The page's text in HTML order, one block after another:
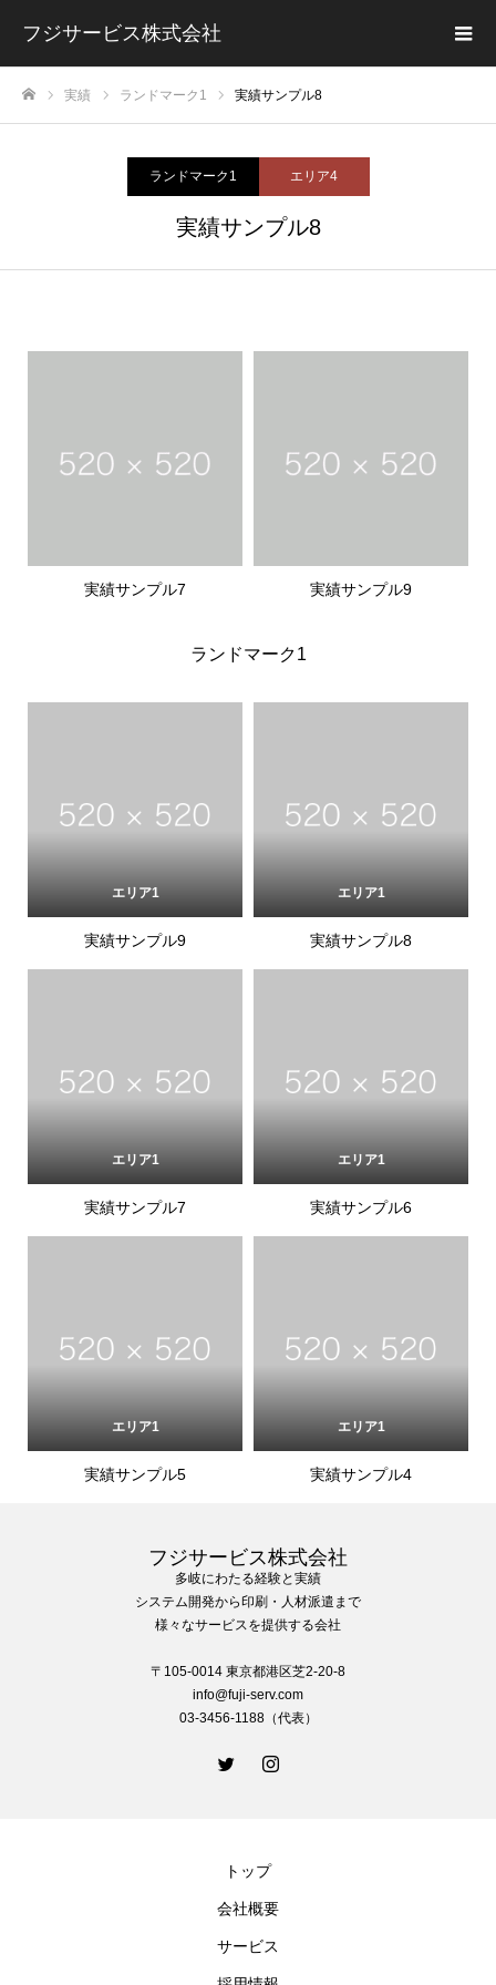
フジサービス株式会社
実績 ランドマーク1 実績サンプル8
ランドマーク1 エリア4
実績サンプル8
実績サンプル7 実績サンプル9
ランドマーク1
エリア1
実績サンプル9
エリア1
実績サンプル8
エリア1
実績サンプル7
エリア1
実績サンプル6
エリア1
実績サンプル5
エリア1
実績サンプル4
フジサービス株式会社
多岐にわたる経験と実績
システム開発から印刷・人材派遣まで
様々なサービスを提供する会社
〒105-0014 東京都港区芝2-20-8
info@fuji-serv.com
03-3456-1188（代表）
トップ
会社概要
サービス